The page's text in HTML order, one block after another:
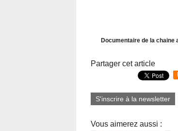
Documentaire de la chaine
Partager cet article
S'inscrire à la newsletter
Vous aimerez aussi :